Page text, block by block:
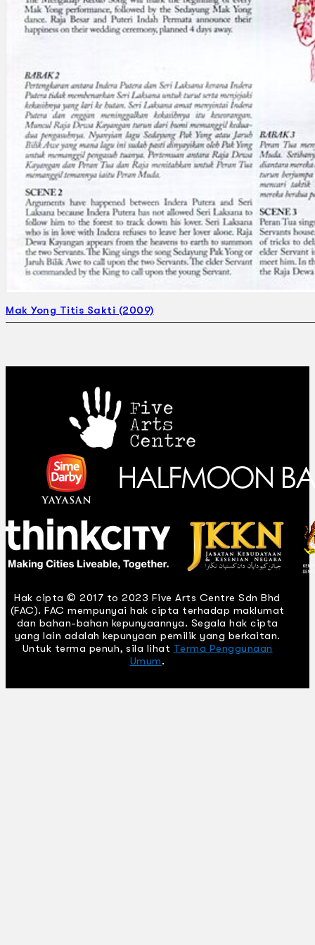
Gelintar
Mak Yong Titis Sakti (2009)
Hak cipta © 2017 to 2023 Five Arts Centre Sdn Bhd
(FAC). FAC mempunyai hak cipta terhadap maklumat
dan bahan-bahan kepunyaannya. Segala hak cipta
yang lain adalah kepunyaan pemilik yang berkaitan.
Untuk terma penuh, sila lihat Terma Penggunaan
Umum.